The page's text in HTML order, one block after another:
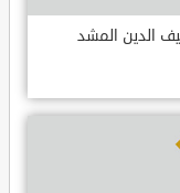
الدين المشد